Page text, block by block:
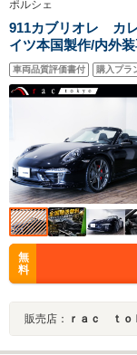
ポルシェ
911カブリオレ カ
イツ本国製作/内外
ドスカ-ト・リヤウ
チ・Formula3 21イ
ルタリフティング・
車両品質評価書付 購入プラ
無
料
販売店： ｒａｃ ｔｏ